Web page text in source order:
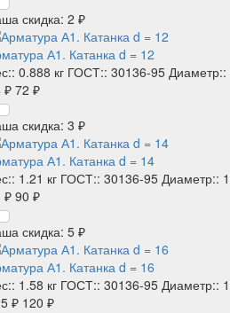
скидка: 2 ₽
А1. Катанка d = 12
0.888 кг ГОСТ:: 30136-95 Диаметр::
₽ 72 ₽
скидка: 3 ₽
А1. Катанка d = 14
1.21 кг ГОСТ:: 30136-95 Диаметр::
₽ 90 ₽
скидка: 5 ₽
А1. Катанка d = 16
1.58 кг ГОСТ:: 30136-95 Диаметр::
₽ 120 ₽